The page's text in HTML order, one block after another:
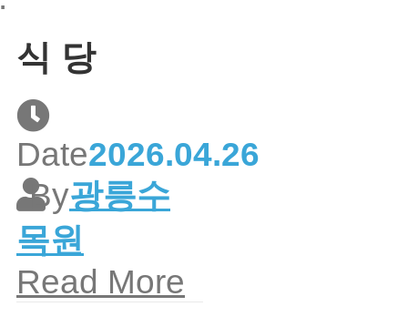
식 당
Date2026.04.26
By광릉수
목원
Read More